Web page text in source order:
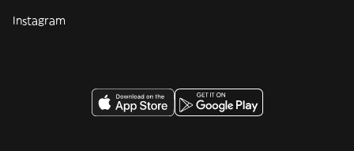
Instagram